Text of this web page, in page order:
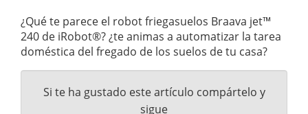
¿Qué te parece el robot friegasuelos Braava jet™
240 de iRobot®? ¿te animas a automatizar la tarea
doméstica del fregado de los suelos de tu casa?
Si te ha gustado este artículo compártelo y
sigue